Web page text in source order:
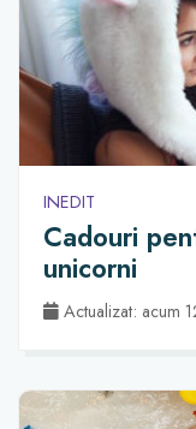
INEDIT
Cadouri
unicorni
Actualizat: acum